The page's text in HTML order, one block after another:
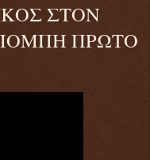
ΣΤΟΝ
ΠΡΩΤΟ